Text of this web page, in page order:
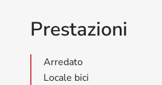
Prestazioni
Arredato
Locale bici